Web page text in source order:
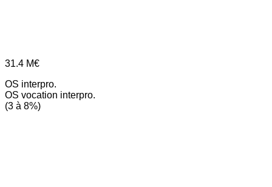
31.4 M€
OS interpro.
OS vocation interpro.
(3 à 8%)